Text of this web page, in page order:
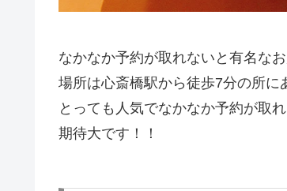
なかなか予約が取れないと有名な
場所は心斎橋駅から徒歩7分の所に
とっても人気でなかなか予約が取
期待大です！！